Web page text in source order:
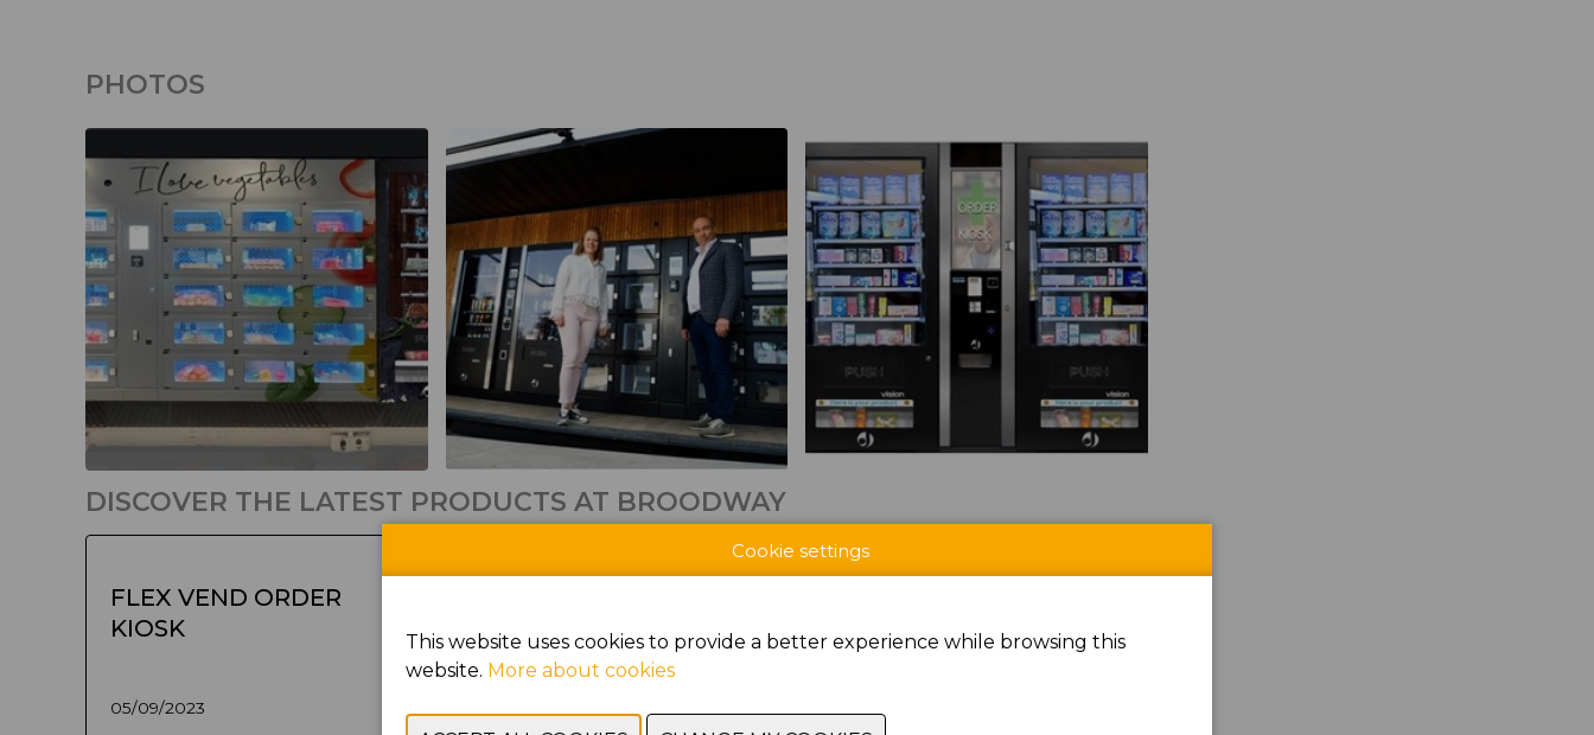
PHOTOS
DISCOVER THE LATEST PRODUCTS AT BROODWAY
FLEX VEND ORDER
KIOSK
05/09/2023
Cookie settings
This website uses cookies to provide a better experience while browsing this
website. More about cookies